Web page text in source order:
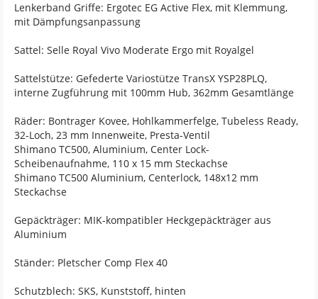
Lenkerband Griffe: Ergotec EG Active Flex, mit Klemmung,
mit Dämpfungsanpassung
Sattel: Selle Royal Vivo Moderate Ergo mit Royalgel
Sattelstütze: Gefederte Variostütze TransX YSP28PLQ,
interne Zugführung mit 100mm Hub, 362mm Gesamtlänge
Räder: Bontrager Kovee, Hohlkammerfelge, Tubeless Ready,
32-Loch, 23 mm Innenweite, Presta-Ventil
Shimano TC500, Aluminium, Center Lock-
Scheibenaufnahme, 110 x 15 mm Steckachse
Shimano TC500 Aluminium, Centerlock, 148x12 mm
Steckachse
Gepäckträger: MIK-kompatibler Heckgepäckträger aus
Aluminium
Ständer: Pletscher Comp Flex 40
Schutzblech: SKS, Kunststoff, hinten